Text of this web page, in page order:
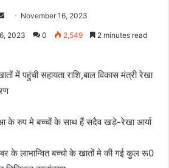
Send November 16, 2023
2023 0 2,549 2 minutes read
में पहुंची सहायता राशि,बाल विकास मंत्री रेखा
के रुप मे बच्चों के साथ हैं सदैव खड़े-रेखा आर्या
के लाभान्वित बच्चो के खातों मे की गई कुल रू0